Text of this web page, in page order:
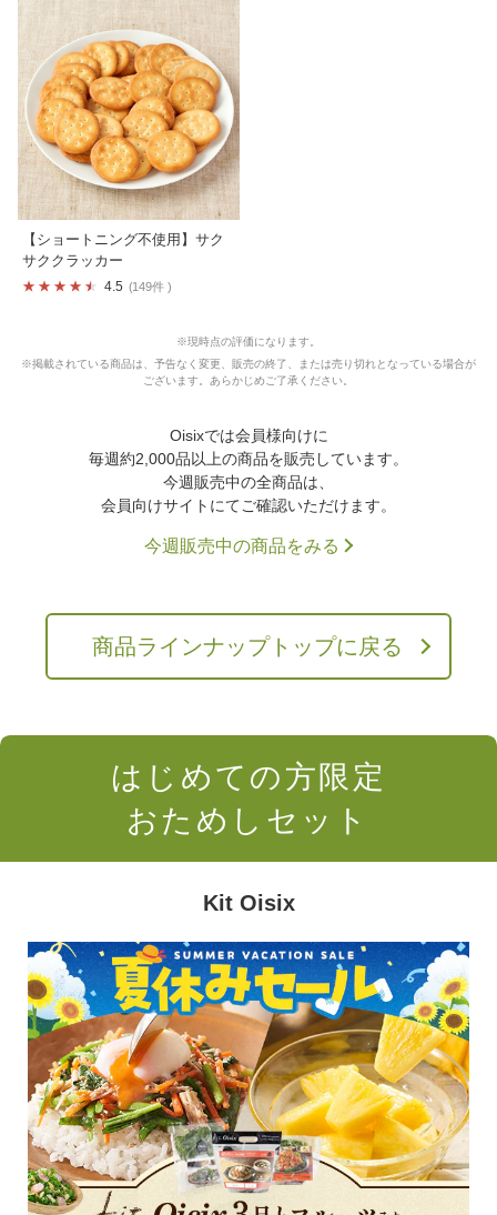
【ショートニング不使用】サク
サククラッカー
4.5 149件
※現時点の評価になります。
※掲載されている商品は、予告なく変更、販売の終了、または売り切れとなっている場合が
ございます。 あらかじめご了承ください。
Oisixでは会員様向けに
毎週約2,000品以上の商品を販売しています。
今週販売中の全商品は、
会員向けサイトにてご確認いただけます。
今週販売中の商品をみる
商品ラインナップトップに戻る
はじめての方限定
おためしセット
Kit Oisix